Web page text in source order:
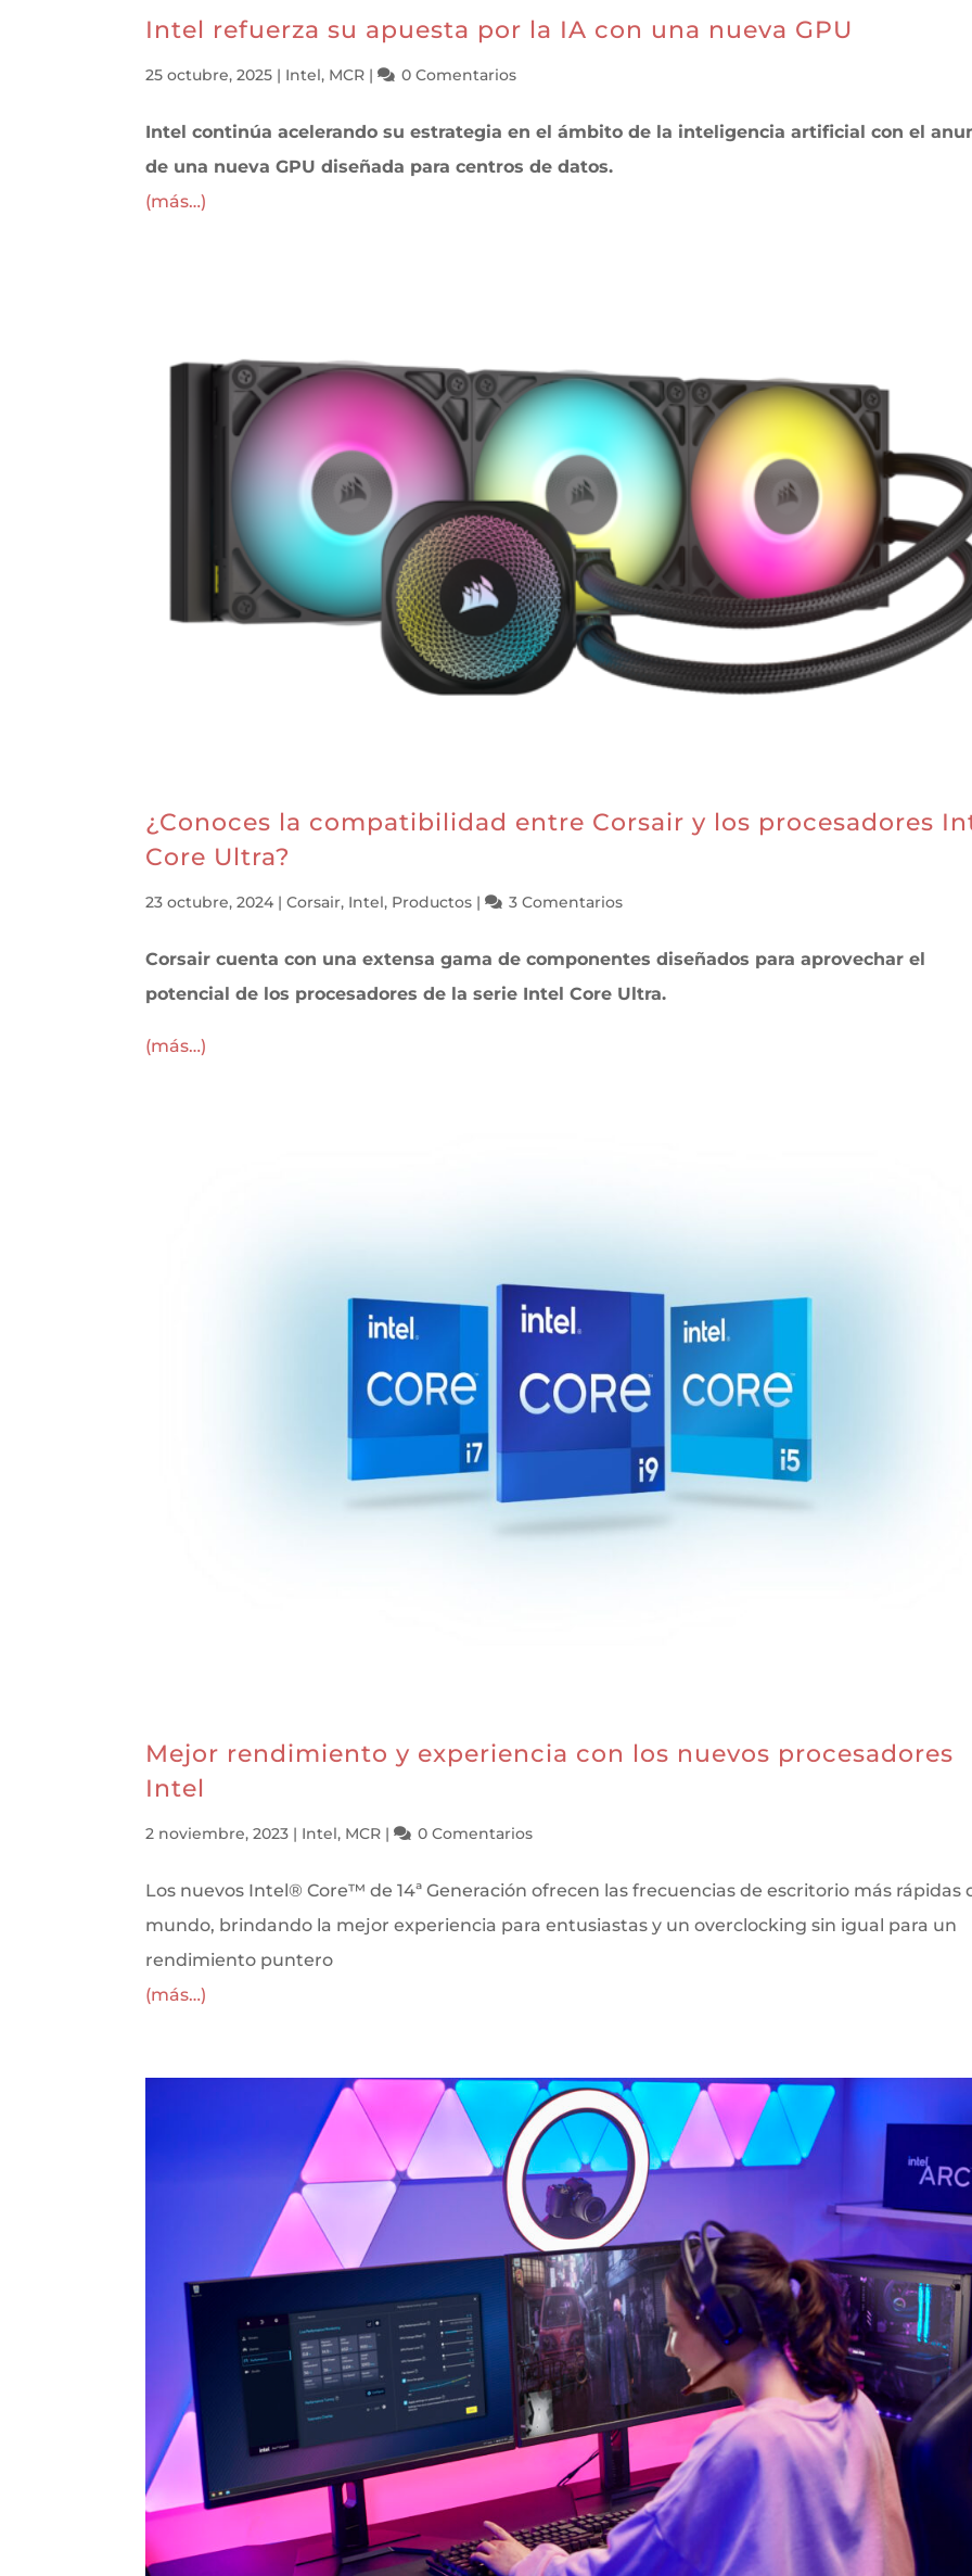
Intel refuerza su apuesta por la IA con una nueva GPU
25 octubre, 2025 | Intel, MCR | 0 Comentarios
Intel continúa acelerando su estrategia en el ámbito de la inteligencia artificial con el
de una nueva GPU diseñada para centros de datos.
(más…)
¿Conoces la compatibilidad entre Corsair y los procesadores
Core Ultra?
23 octubre, 2024 |Corsair, Intel, Productos | 3 Comentarios
Corsair cuenta con una extensa gama de componentes diseñados para aprovechar el
potencial de los procesadores de la serie Intel Core Ultra.
(más…)
Mejor rendimiento y experiencia con los nuevos procesadores
Intel
2 noviembre, 2023 | Intel, MCR | 0 Comentarios
Los nuevos Intel® Core™ de 14ª Generación ofrecen las frecuencias de escritorio más rápidas
mundo, brindando la mejor experiencia para entusiastas y un overclocking sin igual para un
rendimiento puntero
(más…)